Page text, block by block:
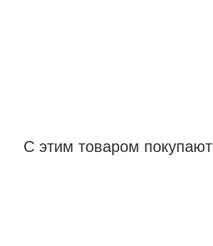
С этим товаром покупают